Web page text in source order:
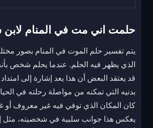
حلمت اني مت في المنام لابن
يتم تفسير حلم الموت في المنام بصور
الذي يظهر فيه الحلم. عندما يحلم شخص
قد يعتقد البعض أن هذا يعد إشارة إلى
بدنيه التي تمكنه من مواصلة رحلته في
كان المكان الذي توفي فيه غير معروف أو
يعكس هذا جوانب سلبية في شخصيته، مثل